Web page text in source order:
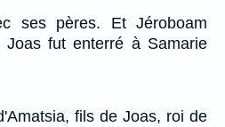
ses pères. Et Jéroboam
fut enterré à Samarie
fils de Joas, roi de